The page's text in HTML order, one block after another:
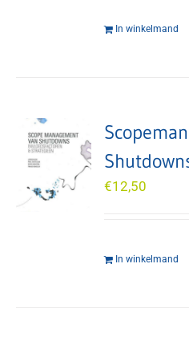
In winkelmand
€12,50
In winkelmand